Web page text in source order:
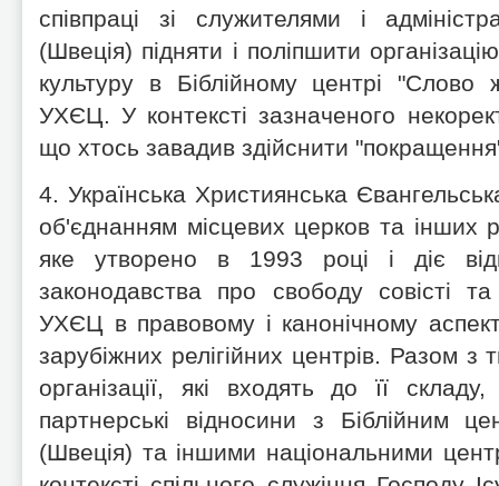
співпраці зі служителями і
(Швеція) підняти і поліпшити
культуру в Біблійному центрі
УХЄЦ. У контексті зазначеного
що хтось завадив здійснити
4. Українська Християнська
об'єднанням місцевих церков та інших
яке утворено в 1993 році і діє
законодавства про свободу совісті та
УХЄЦ в правовому і канонічному
зарубіжних релігійних центрів. Разом з
організації, які входять до її
партнерські відносини з Біблійним
(Швеція) та іншими національними